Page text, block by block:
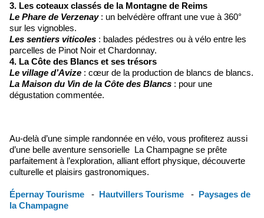
3. Les coteaux classés de la Montagne de Reims
Le Phare de Verzenay: un belvédère offrant une vue à 360°
sur les vignobles.
Les sentiers viticoles : balades pédestres ou à vélo entre les
parcelles de Pinot Noir et Chardonnay.
4. La Côte des Blancs et ses trésors
Le village d’Avize : cœur de la production de blancs de blancs.
La Maison du Vin de la Côte des Blancs : pour une
dégustation commentée.
Au-delà d’une simple randonnée en vélo, vous profiterez aussi
d’une belle aventure sensorielle La Champagne se prête
parfaitement à l’exploration, alliant effort physique, découverte
culturelle et plaisirs gastronomiques.
Épernay Tourisme - Hautvillers Tourisme - Paysages de
la Champagne